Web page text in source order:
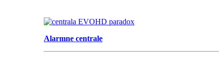
Alarmne centrale